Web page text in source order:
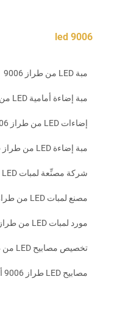
9006 led
مبة LED من طراز 9006
مبة إضاءة أمامية LED من طراز 9006
إضاءات LED من طراز 9006
مبة إضاءة LED من طراز 9006
شركة مصنِّعة لمبات LED من طراز 9006
مصنع لمبات LED من طراز 9006
مورد لمبات LED من طراز 9006
تخصيص مصابيح LED من طراز 9006
مصابيح LED طراز 9006 أصلية من المصنع